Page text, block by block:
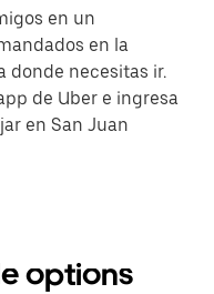
en un
en la
donde necesitas ir.
de Uber e ingresa
en San Juan
options